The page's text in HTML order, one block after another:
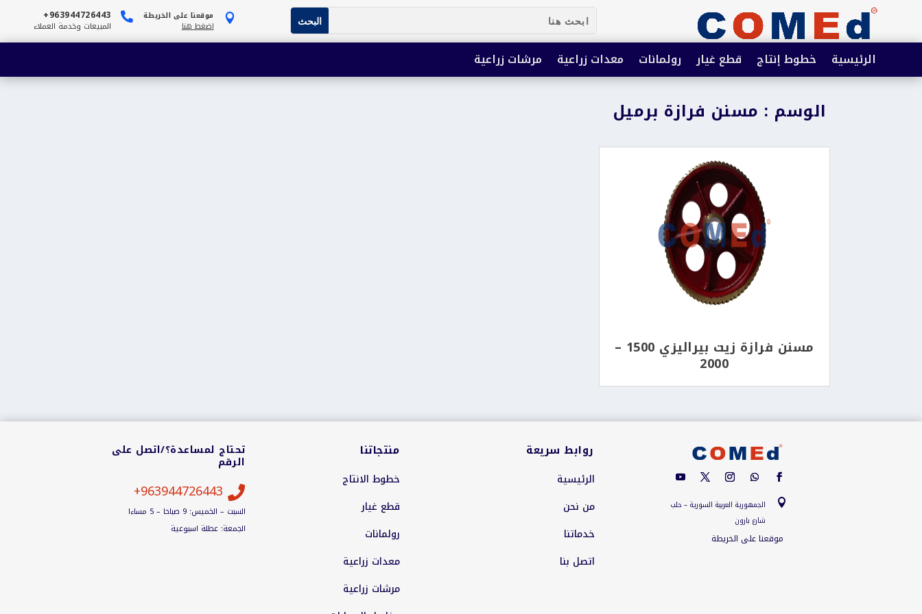
 موقعنا على الخريطة
اضغط هنا

963944726443+
المبيعات وخدمة العملاء
الرئيسية خطوط إنتاج قطع غيار رولمانات معدات زراعية مرشات زراعية
الوسم : مسنن فرازة برميل
مسنن فرازة زيت بيراليزي 1500 –
2000

الجمهورية العربية السورية – حلب
شارع بارون
موقعنا على الخريطة
روابط سريعة
الرئيسية
من نحن
خدماتنا
اتصل بنا
منتجاتنا
خطوط الانتاج
قطع غيار
رولمانات
معدات زراعية
مرشات زراعية
تحتاج لمساعدة؟/اتصل على
الرقم

963944726443+
السبت – الخميس: 9 صباحا – 5 مساءا
الجمعة: عطلة اسبوعية